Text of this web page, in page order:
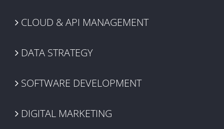
CLOUD & API MANAGEMENT
DATA STRATEGY
SOFTWARE DEVELOPMENT
DIGITAL MARKETING